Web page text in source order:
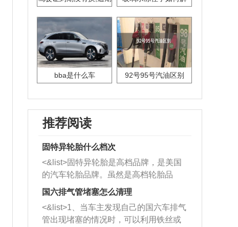
bba是什么车 92号95号汽油区别
推荐阅读
固特异轮胎什么档次
<&list>固特异轮胎是高档品牌，是美国
的汽车轮胎品牌。虽然是高档轮胎品
牌，但是中高低端的轮胎都有生产，这
也是为了更好的开拓市场。
国六排气管堵塞怎么清理
<&list>1、当车主发现自己的国六车排气
管出现堵塞的情况时，可以利用铁丝或